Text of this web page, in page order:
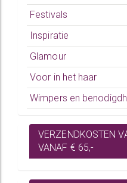
Festivals
Inspiratie
Glamour
Voor in het haar
Wimpers en
VERZENDKOSTEN
VANAF € 65,-